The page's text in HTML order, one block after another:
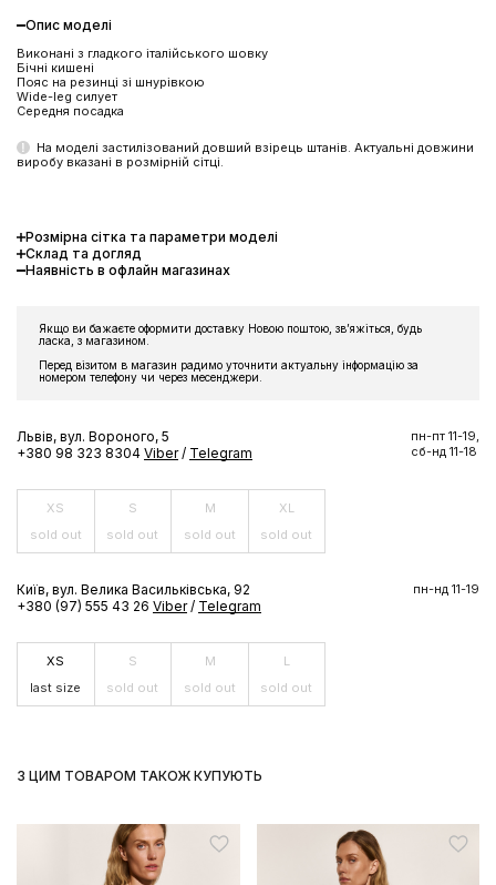
Опис моделі
Виконані з гладкого італійського шовку
Бічні кишені
Пояс на резинці зі шнурівкою
Wide-leg силует
Середня посадка
На моделі застилізований довший взірець штанів. Актуальні довжини
виробу вказані в розмірній сітці.
Розмірна сітка та параметри моделі
Склад та догляд
Наявність в офлайн магазинах
Якщо ви бажаєте оформити доставку Новою поштою, звʼяжіться, будь
ласка, з магазином.
Перед візитом в магазин радимо уточнити актуальну інформацію за
номером телефону чи через месенджери.
Львів, вул. Вороного, 5
+380 98 323 8304 Viber / Telegram
пн-пт 11-19,
сб-нд 11-18
XS
sold out
S
sold out
M
sold out
XL
sold out
Київ, вул. Велика Васильківська, 92
+380 (97) 555 43 26 Viber / Telegram
пн-нд 11-19
XS
last size
S
sold out
M
sold out
L
sold out
З ЦИМ ТОВАРОМ ТАКОЖ КУПУЮТЬ